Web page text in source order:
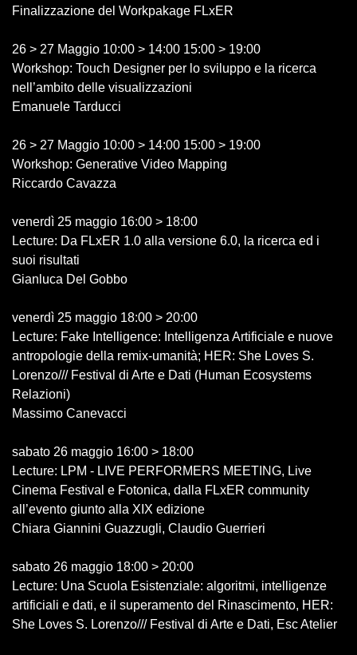
Finalizzazione del Workpakage FLxER
26 > 27 Maggio 10:00 > 14:00 15:00 > 19:00
Workshop: Touch Designer per lo sviluppo e la ricerca
nell’ambito delle visualizzazioni
Emanuele Tarducci
26 > 27 Maggio 10:00 > 14:00 15:00 > 19:00
Workshop: Generative Video Mapping
Riccardo Cavazza
venerdì 25 maggio 16:00 > 18:00
Lecture: Da FLxER 1.0 alla versione 6.0, la ricerca ed i
suoi risultati
Gianluca Del Gobbo
venerdì 25 maggio 18:00 > 20:00
Lecture: Fake Intelligence: Intelligenza Artificiale e nuove
antropologie della remix-umanità; HER: She Loves S.
Lorenzo/// Festival di Arte e Dati (Human Ecosystems
Relazioni)
Massimo Canevacci
sabato 26 maggio 16:00 > 18:00
Lecture: LPM - LIVE PERFORMERS MEETING, Live
Cinema Festival e Fotonica, dalla FLxER community
all’evento giunto alla XIX edizione
Chiara Giannini Guazzugli, Claudio Guerrieri
sabato 26 maggio 18:00 > 20:00
Lecture: Una Scuola Esistenziale: algoritmi, intelligenze
artificiali e dati, e il superamento del Rinascimento, HER:
She Loves S. Lorenzo/// Festival di Arte e Dati, Esc Atelier